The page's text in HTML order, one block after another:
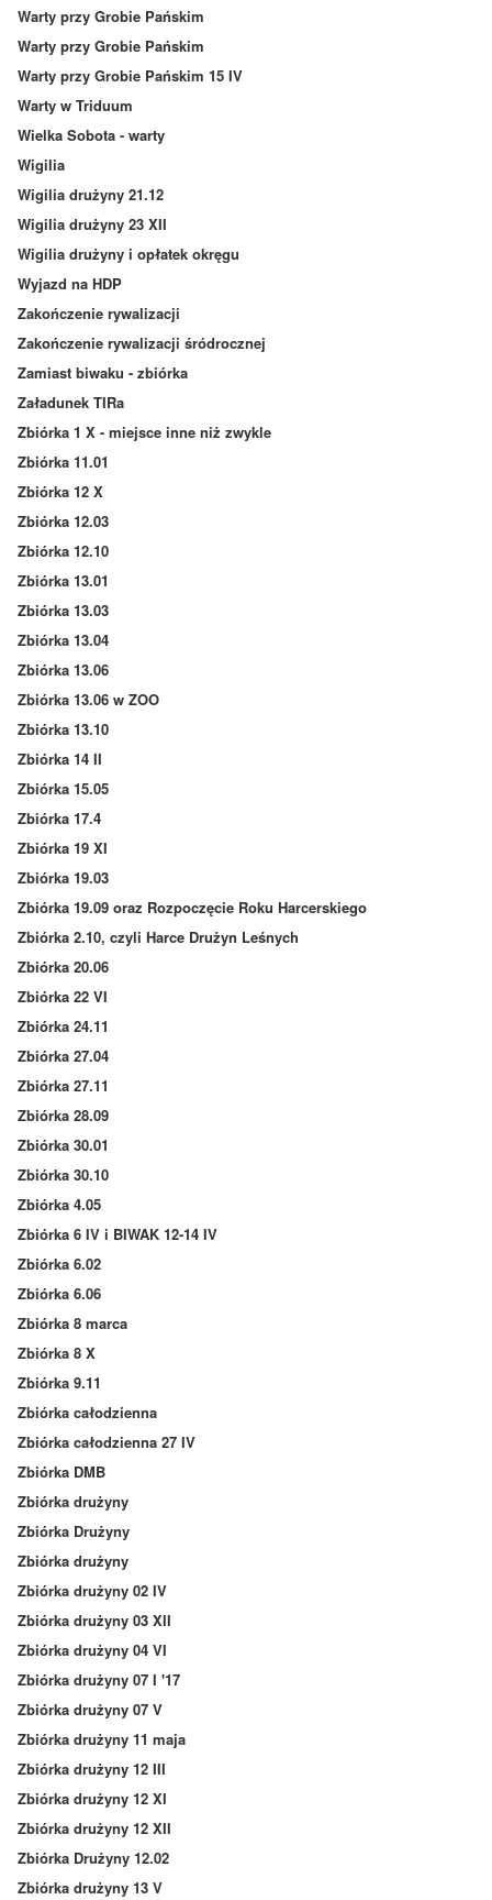
Warty przy Grobie Pańskim
Warty przy Grobie Pańskim
Warty przy Grobie Pańskim 15 IV
Warty w Triduum
Wielka Sobota - warty
Wigilia
Wigilia drużyny 21.12
Wigilia drużyny 23 XII
Wigilia drużyny i opłatek okręgu
Wyjazd na HDP
Zakończenie rywalizacji
Zakończenie rywalizacji śródrocznej
Zamiast biwaku - zbiórka
Załadunek TIRa
Zbiórka 1 X - miejsce inne niż zwykle
Zbiórka 11.01
Zbiórka 12 X
Zbiórka 12.03
Zbiórka 12.10
Zbiórka 13.01
Zbiórka 13.03
Zbiórka 13.04
Zbiórka 13.06
Zbiórka 13.06 w ZOO
Zbiórka 13.10
Zbiórka 14 II
Zbiórka 15.05
Zbiórka 17.4
Zbiórka 19 XI
Zbiórka 19.03
Zbiórka 19.09 oraz Rozpoczęcie Roku Harcerskiego
Zbiórka 2.10, czyli Harce Drużyn Leśnych
Zbiórka 20.06
Zbiórka 22 VI
Zbiórka 24.11
Zbiórka 27.04
Zbiórka 27.11
Zbiórka 28.09
Zbiórka 30.01
Zbiórka 30.10
Zbiórka 4.05
Zbiórka 6 IV i BIWAK 12-14 IV
Zbiórka 6.02
Zbiórka 6.06
Zbiórka 8 marca
Zbiórka 8 X
Zbiórka 9.11
Zbiórka całodzienna
Zbiórka całodzienna 27 IV
Zbiórka DMB
Zbiórka drużyny
Zbiórka Drużyny
Zbiórka drużyny
Zbiórka drużyny 02 IV
Zbiórka drużyny 03 XII
Zbiórka drużyny 04 VI
Zbiórka drużyny 07 I '17
Zbiórka drużyny 07 V
Zbiórka drużyny 11 maja
Zbiórka drużyny 12 III
Zbiórka drużyny 12 XI
Zbiórka drużyny 12 XII
Zbiórka Drużyny 12.02
Zbiórka drużyny 13 V